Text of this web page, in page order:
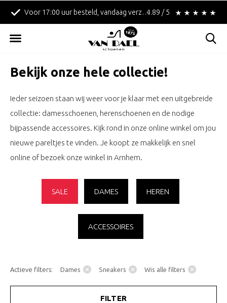
Betaal achteraf met Klarna! Gratis verzending
4.89 / 5
Bekijk onze hele collectie!
Ieder seizoen staan wij weer voor je klaar met een uitgebreide
collectie: damesschoenen, herenschoenen en de nodige
bijpassende accessoires. Kijk rond in onze online winkel om jou
nieuwe pareltjes te vinden. Je koopt ze makkelijk en snel
online of bezoek onze winkel in Arnhem.
SALE DAMES HEREN
ACCESSOIRES
Actieve filters: Dames Sneakers Wis alle filters
FILTER